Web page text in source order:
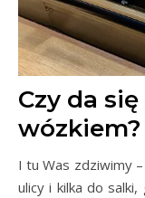
Czy da
wózkiem?
I tu Was zdziwimy
ulicy i kilka do salki,